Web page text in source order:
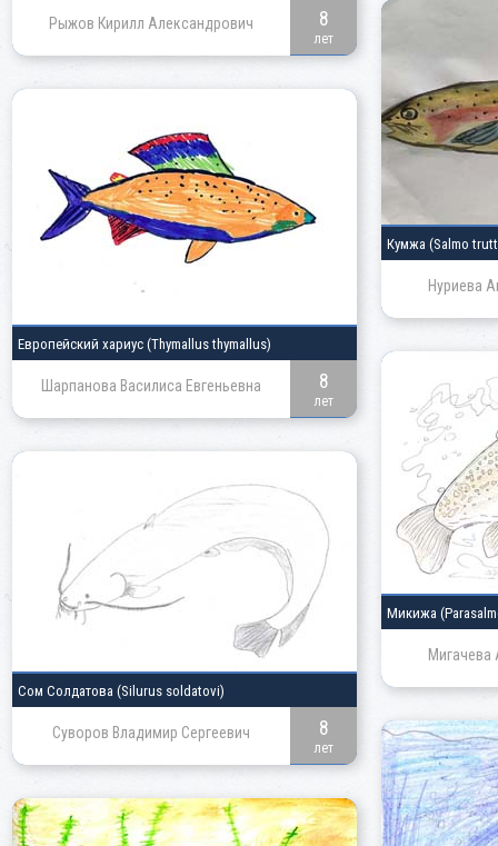
Рыжов Кирилл Александрович 8
лет
Кумжа (Salmo
Нуриева
Европейский хариус (Thymallus thymallus)
Шарпанова Василиса Евгеньевна 8
лет
Микижа
Мигачева
Сом Солдатова (Silurus soldatovi)
Суворов Владимир Сергеевич 8
лет